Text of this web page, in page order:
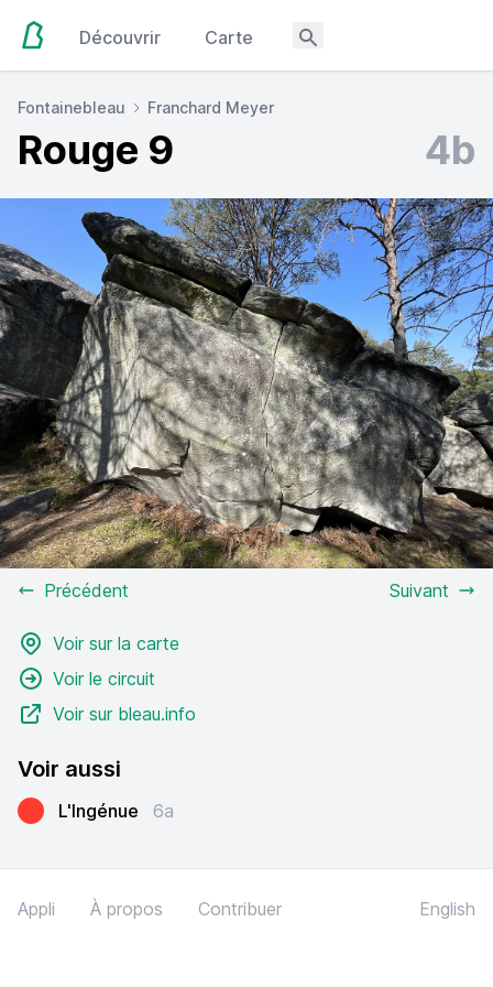
Découvrir Carte
Fontainebleau Franchard Meyer
Rouge 9 4b
Précédent Suivant
Voir sur la carte
Voir le circuit
Voir sur bleau.info
Voir aussi
L'Ingénue 6a
Appli À propos Contribuer English